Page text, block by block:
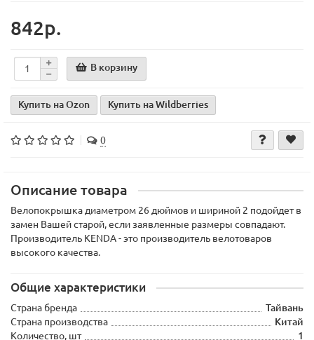
842р.
В корзину
Купить на Ozon Купить на Wildberries
0
Описание товара
Велопокрышка диаметром 26 дюймов и шириной 2 подойдет в
замен Вашей старой, если заявленные размеры совпадают.
Производитель KENDA - это производитель велотоваров
высокого качества.
Общие характеристики
Страна бренда
Тайвань
Страна производства
Китай
Количество, шт
1